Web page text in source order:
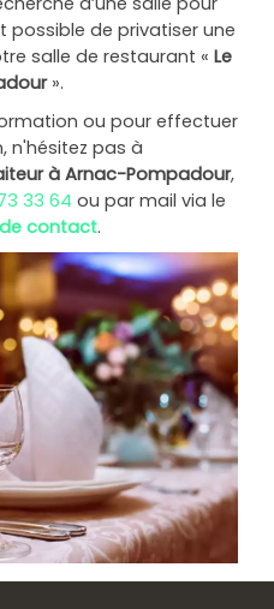
possible de privatiser une
salle de restaurant « Le
».
ou pour effectuer
n'hésitez pas à
à Arnac-Pompadour,
33 64 ou par mail via le
contact.